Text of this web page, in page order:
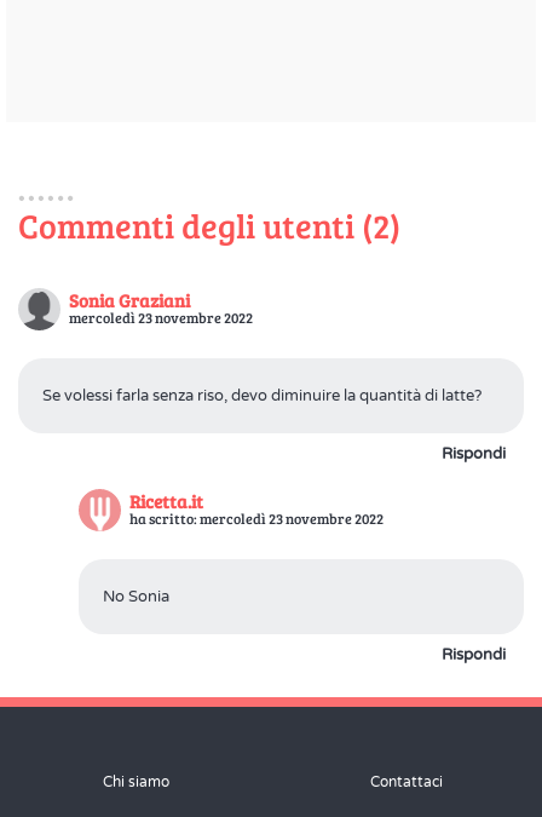
Commenti degli utenti (2)
Sonia Graziani
mercoledì 23 novembre 2022
Se volessi farla senza riso, devo diminuire la quantità di latte?
Rispondi
Ricetta.it
ha scritto: mercoledì 23 novembre 2022
No Sonia
Rispondi
Chi siamo Contattaci